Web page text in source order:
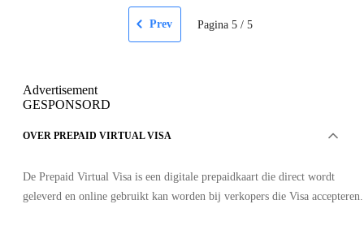
Prev Pagina 5/ 5
Advertisement
GESPONSORD
OVER PREPAID VIRTUAL VISA
De Prepaid Virtual Visa is een digitale prepaidkaart die direct wordt
geleverd en online gebruikt kan worden bij verkopers die Visa accepteren.